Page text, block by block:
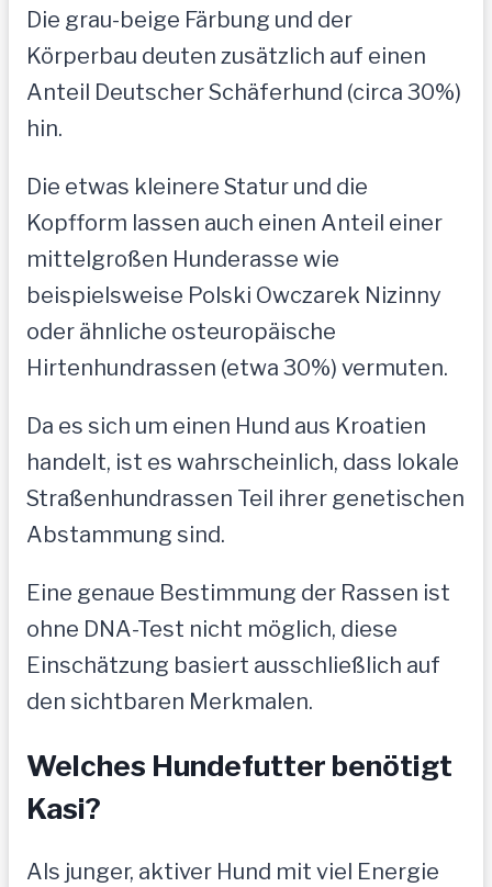
Die grau-beige Färbung und der
Körperbau deuten zusätzlich auf einen
Anteil Deutscher Schäferhund (circa 30%)
hin.
Die etwas kleinere Statur und die
Kopfform lassen auch einen Anteil einer
mittelgroßen Hunderasse wie
beispielsweise Polski Owczarek Nizinny
oder ähnliche osteuropäische
Hirtenhundrassen (etwa 30%) vermuten.
Da es sich um einen Hund aus Kroatien
handelt, ist es wahrscheinlich, dass lokale
Straßenhundrassen Teil ihrer genetischen
Abstammung sind.
Eine genaue Bestimmung der Rassen ist
ohne DNA-Test nicht möglich, diese
Einschätzung basiert ausschließlich auf
den sichtbaren Merkmalen.
Welches Hundefutter benötigt
Kasi?
Als junger, aktiver Hund mit viel Energie